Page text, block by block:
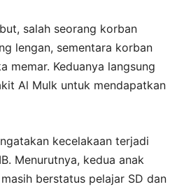
salah seorang korban
lengan, sementara korban
memar. Keduanya langsung
Al Mulk untuk mendapatkan
kecelakaan terjadi
Menurutnya, kedua anak
berstatus pelajar SD dan